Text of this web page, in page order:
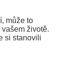
může to
životě.
si stanovili